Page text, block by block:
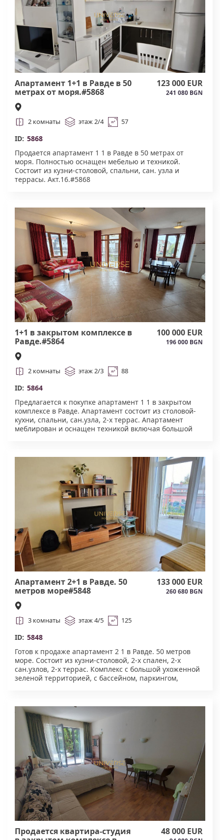
Апартамент 1+1 в Равде в 50
метрах от моря.#5868
123 000 EUR
241 080 BGN
2 комнаты этаж 2/4 57
ID: 5868
Продается апартамент 1 1 в Равде в 50 метрах от
моря. Полностью оснащен мебелью и техникой.
Состоит из кузни-столовой, спальни, сан. узла и
террасы. Акт.16.#5868
1+1 в закрытом комплексе в
Равде.#5864
100 000 EUR
196 000 BGN
2 комнаты этаж 2/3 88
ID: 5864
Предлагается к покупке апартамент 1 1 в закрытом
комплексе в Равде. Апартамент состоит из столовой-
кухни, спальни, сан.узла, 2-х террас. Апартамент
меблирован и оснащен техникой включая большой
инфраструктурой. Комплекс закрытый с внешним
бассейном. Акт. 16. Низкая такса поддержки.#5864
Апартамент 2+1 в Равде. 50
метров море#5848
133 000 EUR
260 680 BGN
3 комнаты этаж 4/5 125
ID: 5848
Готов к продаже апартамент 2 1 в Равде. 50 метров
море. Состоит из кузни-столовой, 2-х спален, 2-х
сан.узлов, 2-х террас. Комплекс с большой ухоженной
зеленой территорией, с бассейном, паркингом,
Продается квартира-студия
48 000 EUR